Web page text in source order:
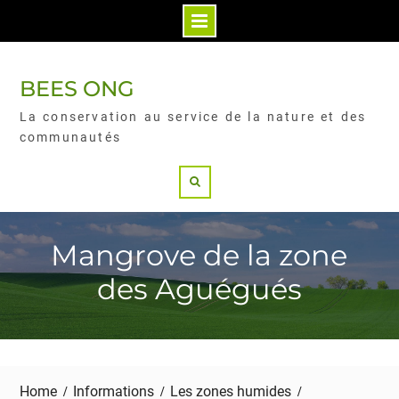
BEES ONG
La conservation au service de la nature et des
communautés
Mangrove de la zone
des Aguégués
Home Informations
Les zones humides